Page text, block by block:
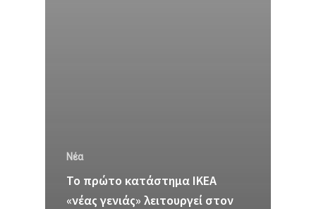
Νέα
Το πρώτο κατάστημα ΙΚΕΑ
«νέας γενιάς» λειτουργεί στον